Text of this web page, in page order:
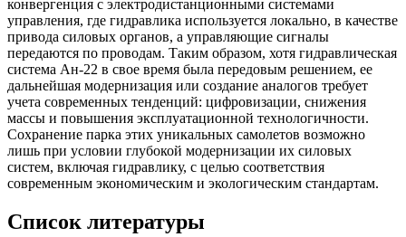
конвергенция с электродистанционными системами
управления, где гидравлика используется локально, в качестве
привода силовых органов, а управляющие сигналы
передаются по проводам. Таким образом, хотя гидравлическая
система Ан-22 в свое время была передовым решением, ее
дальнейшая модернизация или создание аналогов требует
учета современных тенденций: цифровизации, снижения
массы и повышения эксплуатационной технологичности.
Сохранение парка этих уникальных самолетов возможно
лишь при условии глубокой модернизации их силовых
систем, включая гидравлику, с целью соответствия
современным экономическим и экологическим стандартам.
Список литературы